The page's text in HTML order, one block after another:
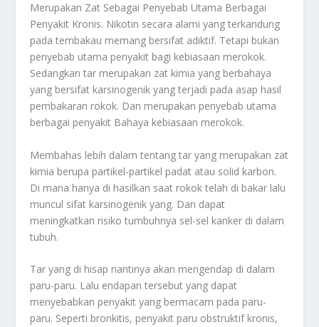
Merupakan Zat Sebagai Penyebab Utama Berbagai
Penyakit Kronis. Nikotin secara alami yang terkandung
pada tembakau memang bersifat adiktif. Tetapi bukan
penyebab utama penyakit bagi kebiasaan merokok.
Sedangkan tar merupakan zat kimia yang berbahaya
yang bersifat karsinogenik yang terjadi pada asap hasil
pembakaran rokok. Dan merupakan penyebab utama
berbagai penyakit Bahaya kebiasaan merokok.
Membahas lebih dalam tentang tar yang merupakan zat
kimia berupa partikel-partikel padat atau solid karbon.
Di mana hanya di hasilkan saat rokok telah di bakar lalu
muncul sifat karsinogenik yang. Dan dapat
meningkatkan risiko tumbuhnya sel-sel kanker di dalam
tubuh.
Tar yang di hisap nantinya akan mengendap di dalam
paru-paru. Lalu endapan tersebut yang dapat
menyebabkan penyakit yang bermacam pada paru-
paru. Seperti bronkitis, penyakit paru obstruktif kronis,